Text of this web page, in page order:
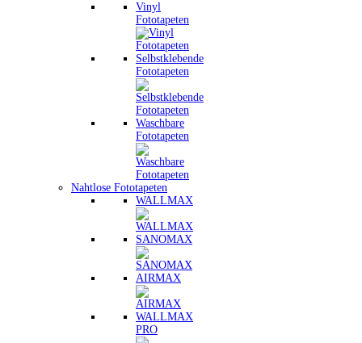
Vinyl
Fototapeten
Selbstklebende
Fototapeten
Waschbare
Fototapeten
Nahtlose Fototapeten
WALLMAX
SANOMAX
AIRMAX
WALLMAX
PRO